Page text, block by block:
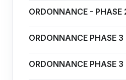
ORDONNANCE -
ORDONNANCE PHASE
ORDONNANCE PHASE